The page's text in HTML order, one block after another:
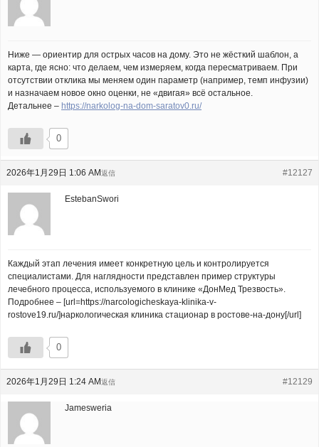
Ниже — ориентир для острых часов на дому. Это не жёсткий шаблон, а
карта, где ясно: что делаем, чем измеряем, когда пересматриваем. При
отсутствии отклика мы меняем один параметр (например, темп инфузии)
и назначаем новое окно оценки, не «двигая» всё остальное.
Детальнее – https://narkolog-na-dom-saratov0.ru/
0
2026年1月29日 1:06 AM #12127
返信
EstebanSwori
Каждый этап лечения имеет конкретную цель и контролируется
специалистами. Для наглядности представлен пример структуры
лечебного процесса, используемого в клинике «ДонМед Трезвость».
Подробнее – [url=https://narcologicheskaya-klinika-v-
rostove19.ru/]наркологическая клиника стационар в ростове-на-дону[/url]
0
2026年1月29日 1:24 AM #12129
返信
Jamesweria